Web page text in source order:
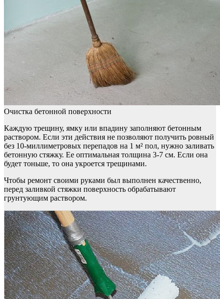
Очистка бетонной поверхности
Каждую трещину, ямку или впадину заполняют бетонным
раствором. Если эти действия не позволяют получить ровный
без 10-миллиметровых перепадов на 1 м² пол, нужно заливать
бетонную стяжку. Ее оптимальная толщина 3-7 см. Если она
будет тоньше, то она укроется трещинами.
Чтобы ремонт своими руками был выполнен качественно,
перед заливкой стяжки поверхность обрабатывают
грунтующим раствором.